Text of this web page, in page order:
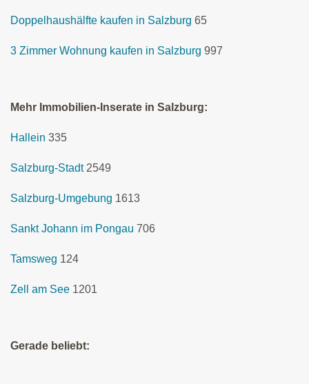
Doppelhaushälfte kaufen in Salzburg 65
3 Zimmer Wohnung kaufen in Salzburg 997
Mehr Immobilien-Inserate in Salzburg:
Hallein 335
Salzburg-Stadt 2549
Salzburg-Umgebung 1613
Sankt Johann im Pongau 706
Tamsweg 124
Zell am See 1201
Gerade beliebt: